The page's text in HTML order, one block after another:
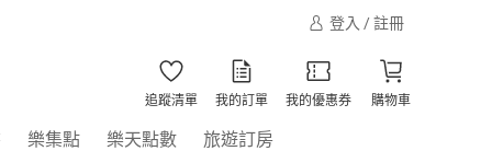
登入 / 註冊
追蹤清單 我的訂單 我的優惠券 購物車
樂集點 樂天點數 旅遊訂房